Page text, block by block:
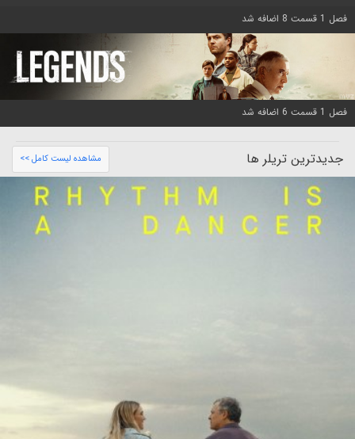
فصل 1 قسمت 8 اضافه شد
فصل 1 قسمت 6 اضافه شد
جدیدترین تریلر ها مشاهده لیست کامل >>